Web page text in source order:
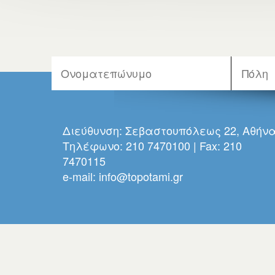
Διεύθυνση: Σεβαστουπόλεως 22,
Τηλέφωνο: 210 7470100 | Fax: 210
7470115
e-mail: info@topotami.gr